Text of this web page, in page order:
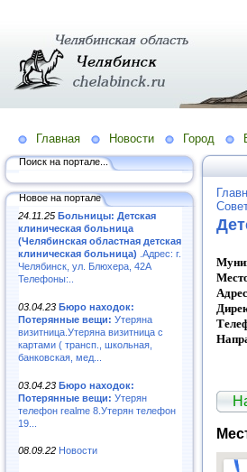
Главная Новости Город
Поиск на портале...
Новое на портале
24.11.25 Больницы: Детская
клиническая больница
(Челябинская областная детская
клиническая больница) .Адрес: г.
Челябинск, ул. Блюхера, 42А
Телефоны:..
03.04.23 Бюро находок:
Потерянные вещи: Утеряна
визитница.Утеряна визитница с
картами ( трансп., школьная,
банковская, мед...
03.04.23 Бюро находок:
Потерянные вещи: Утерян
телефон realme 8.Утерян телефон
19...
08.09.22 Новости